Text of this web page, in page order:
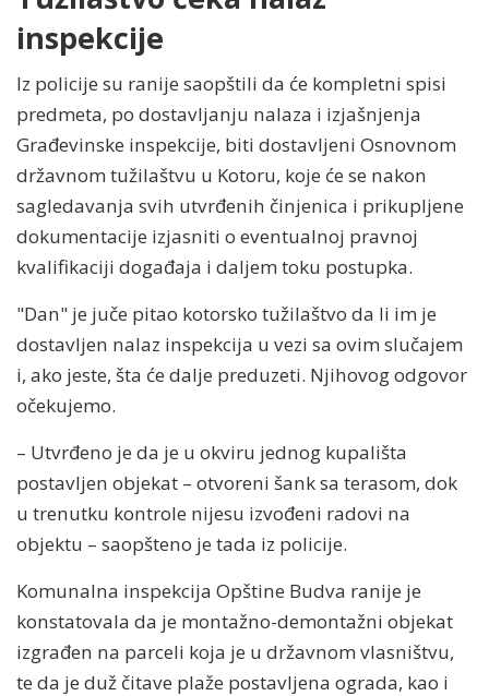
inspekcije
Iz policije su ranije saopštili da će kompletni spisi
predmeta, po dostavljanju nalaza i izjašnjenja
Građevinske inspekcije, biti dostavljeni Osnovnom
državnom tužilaštvu u Kotoru, koje će se nakon
sagledavanja svih utvrđenih činjenica i prikupljene
dokumentacije izjasniti o eventualnoj pravnoj
kvalifikaciji događaja i daljem toku postupka.
"Dan" je juče pitao kotorsko tužilaštvo da li im je
dostavljen nalaz inspekcija u vezi sa ovim slučajem
i, ako jeste, šta će dalje preduzeti. Njihovog odgovor
očekujemo.
– Utvrđeno je da je u okviru jednog kupališta
postavljen objekat – otvoreni šank sa terasom, dok
u trenutku kontrole nijesu izvođeni radovi na
objektu – saopšteno je tada iz policije.
Komunalna inspekcija Opštine Budva ranije je
konstatovala da je montažno-demontažni objekat
izgrađen na parceli koja je u državnom vlasništvu,
te da je duž čitave plaže postavljena ograda, kao i